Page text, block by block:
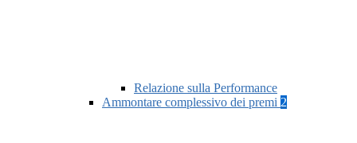
Relazione sulla Performance
Ammontare complessivo dei premi 2